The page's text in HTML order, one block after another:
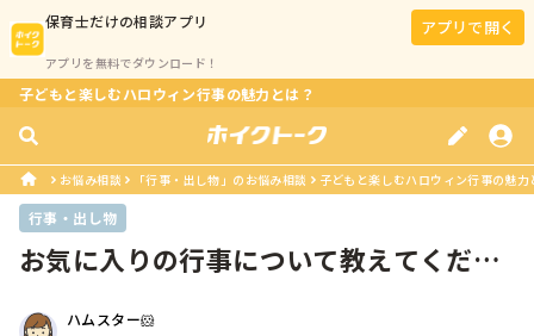
保育士だけの相談アプリ
アプリを無料でダウンロード！
アプリで開く
子どもと楽しむハロウィン行事の魅力とは？
お悩み相談 「行事・出し物」のお悩み相談 子どもと楽しむハロウィン行事の魅力
行事・出し物
お気に入りの行事について教えてくださ
ハムスター🐹